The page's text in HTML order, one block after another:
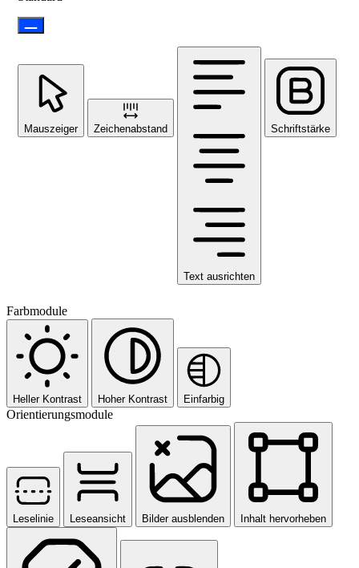
Mauszeiger Zeichenabstand
Text ausrichten
Schriftstärke
Farbmodule
Heller Kontrast Hoher Kontrast Einfarbig
Orientierungsmodule
Leselinie Leseansicht Bilder ausblenden Inhalt hervorheben